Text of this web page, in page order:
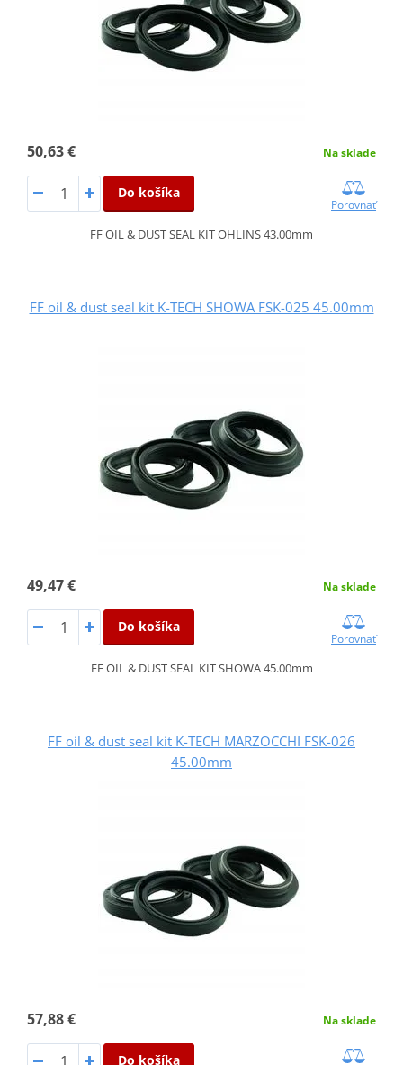
50,63 € Na sklade
Do košíka
Porovnať
FF OIL & DUST SEAL KIT OHLINS 43.00mm
FF oil & dust seal kit K-TECH SHOWA FSK-025 45.00mm
49,47 € Na sklade
Do košíka
Porovnať
FF OIL & DUST SEAL KIT SHOWA 45.00mm
FF oil & dust seal kit K-TECH MARZOCCHI FSK-026
45.00mm
57,88 € Na sklade
Do košíka